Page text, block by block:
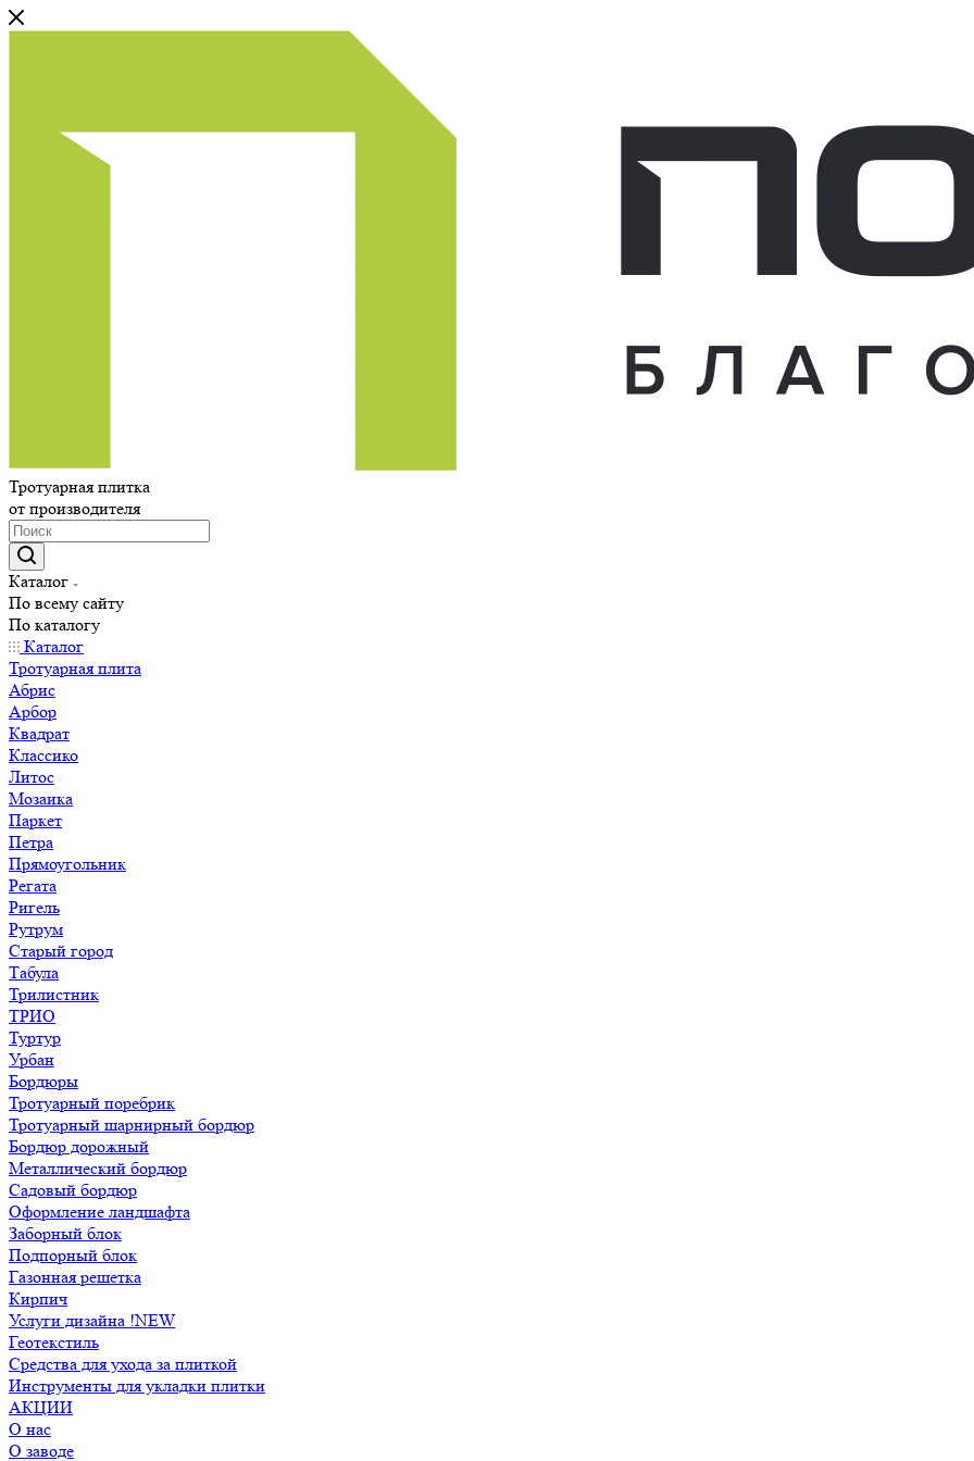
Тротуарная плитка
от производителя
Каталог
По всему сайту
По каталогу
Каталог
Тротуарная плита
Абрис
Арбор
Квадрат
Классико
Литос
Мозаика
Паркет
Петра
Прямоугольник
Регата
Ригель
Рутрум
Старый город
Табула
Трилистник
ТРИО
Туртур
Урбан
Бордюры
Тротуарный поребрик
Тротуарный шарнирный бордюр
Бордюр дорожный
Металлический бордюр
Садовый бордюр
Оформление ландшафта
Заборный блок
Подпорный блок
Газонная решетка
Кирпич
Услуги дизайна !NEW
Геотекстиль
Средства для ухода за плиткой
Инструменты для укладки плитки
АКЦИИ
О нас
О заводе